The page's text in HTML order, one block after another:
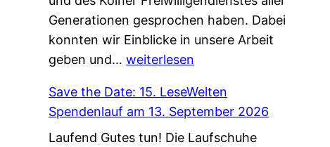
z
t
–
e
u
e
A
g
e
d
a
“
Generationen gesprochen haben. Dabei
konnten wir Einblicke in unsere Arbeit
geben und… Z
G
a
s
weiterlesen
Save the Date: 15. LeseWelten
Spendenlauf am 13. September 2026
Laufend Gutes tun! Die Laufschuhe